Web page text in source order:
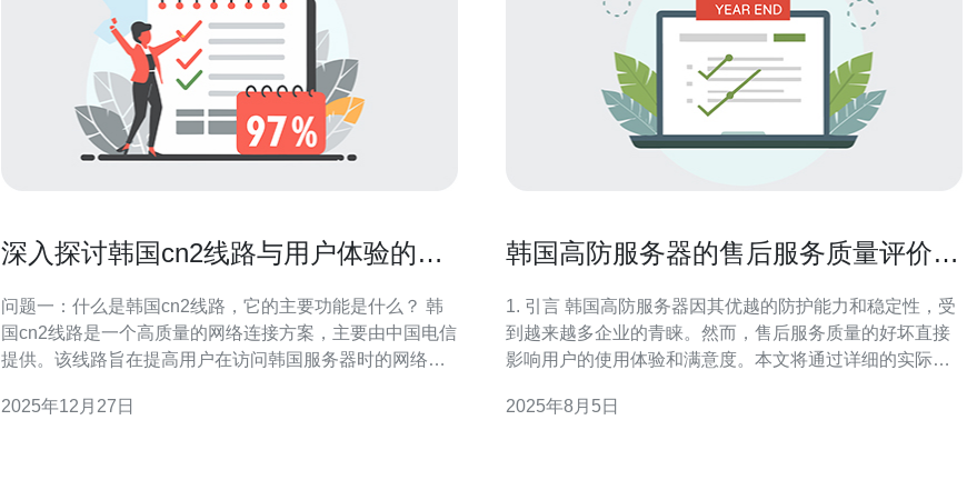
深入探讨韩国cn2线路与用户体验的关
问题一：什么是韩国cn2线路，它的主要功能是什么？ 韩
国cn2线路是一个高质量的网络连接方案，主要由中国电信
提供。该线路旨在提高用户在访问韩国服务器时的网络速
输延迟，从而提升用户在使用网络服务时的整体体验。该
2025年12月27日
韩国高防服务器的售后服务质量评价与
1. 引言 韩国高防服务器因其优越的防护能力和稳定性，受
到越来越多企业的青睐。然而，售后服务质量的好坏直接
影响用户的使用体验和满意度。本文将通过详细的实际步
后服务质量评价标准 在评价韩国高防服务器的售后服务质
2025年8月5日